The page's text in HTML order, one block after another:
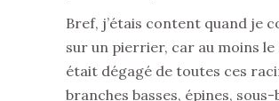
Bref, j’étais content quand je
sur un pierrier, car au moins
était dégagé de toutes ces
branches basses, épines, sous-